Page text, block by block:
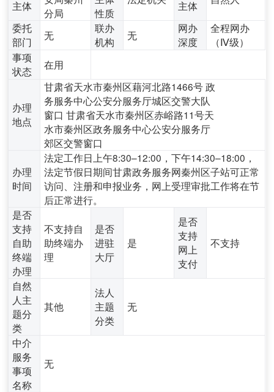
主体
分局
性质
主体
委托
部门
无
联办
机构
无
网办
深度
全程网办
（Ⅳ级）
事项
状态
在用
办理
地点
甘肃省天水市秦州区藉河北路1466号 政
务服务中心公安分服务厅城区交警大队
窗口 甘肃省天水市秦州区赤峪路11号天
水市秦州区政务服务中心公安分服务厅
郊区交警窗口
办理
时间
法定工作日上午8:30–12:00，下午14:30–18:00，
法定节假日期间甘肃政务服务网秦州区子站可正常
访问、注册和申报业务，网上受理审批工作将在节
后正常进行。
是否
支持
自助
终端
办理
不支持自
助终端办
理
是否
进驻
大厅
是
是否
支持
网上
支付
不支持
自然
人主
题分
类
其他
法人
主题
分类
无
中介
服务
事项
名称
无